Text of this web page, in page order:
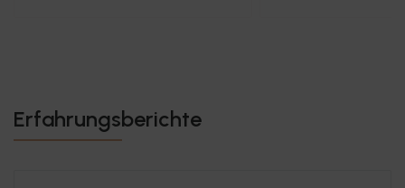
Erfahrungsberichte